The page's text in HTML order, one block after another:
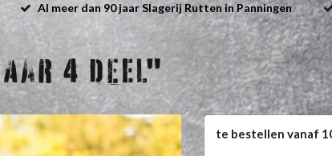
Al meer dan 90 jaar Slagerij Rutten in Panningen
4 DEEL"
te bestellen vanaf